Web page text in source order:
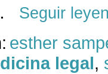
Seguir
esther
legal,